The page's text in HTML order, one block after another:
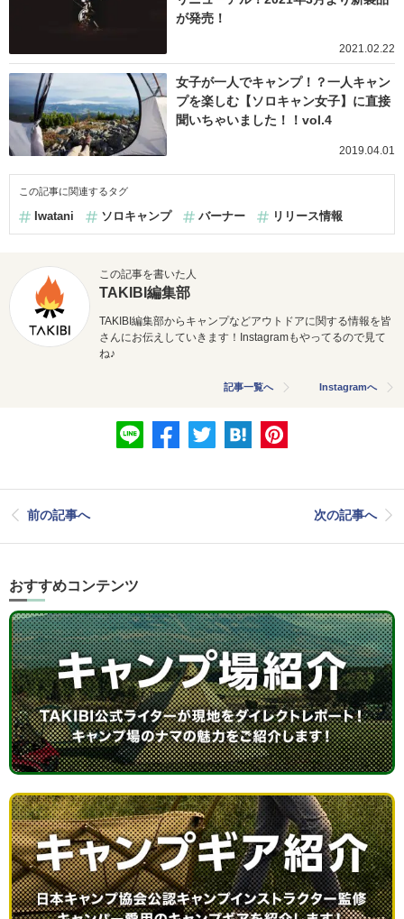
が発売！
2021.02.22
女子が一人でキャンプ！？一人キャン
プを楽しむ【ソロキャン女子】に直接
聞いちゃいました！！vol.4
2019.04.01
この記事に関連するタグ
Iwatani ソロキャンプ バーナー リリース情報
この記事を書いた人
TAKIBI編集部
TAKIBI編集部からキャンプなどアウトドアに関する情報を皆
さんにお伝えしていきます！Instagramもやってるので見て
ね♪
記事一覧へ Instagramへ
前の記事へ 次の記事へ
おすすめコンテンツ